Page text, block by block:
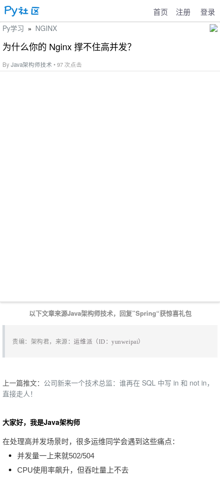
首页 注册 登录
Py学习 » NGINX
为什么你的 Nginx 撑不住高并发？
ByJava架构师技术 • 97 次点击
以下文章来源Java架构师技术，回复”Spring“获惊喜礼包
责编：架构君，来源 ：运维派（ID：yunweipai）
上一篇推文： 公司新来一个技术总监：谁再在 SQL 中写 in 和 not in，
直接走人！
大家好，我是Java架构师
在处理高并发场景时，很多运维同学会遇到这些痛点：
并发量一上来就502/504
CPU使用率飙升，但吞吐量上不去